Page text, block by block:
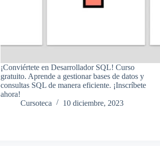
¡Conviértete en Desarrollador SQL! Curso
gratuito. Aprende a gestionar bases de datos y
consultas SQL de manera eficiente. ¡Inscríbete
ahora!
Cursoteca
10 diciembre, 2023